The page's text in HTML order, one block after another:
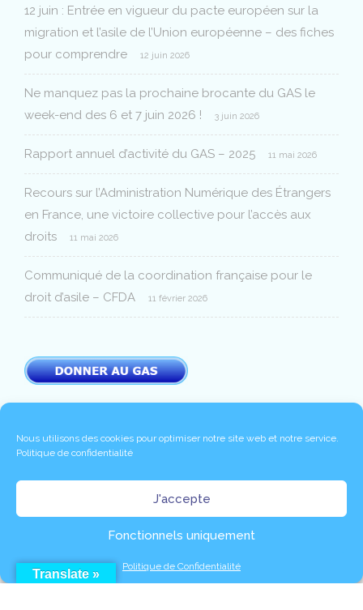
Nous utilisons des cookies pour optimiser notre site web et notre service.
Politique de confidentialité
J'accepte
Fonctionnels uniquement
Politique de Confidentialité
12 juin : Entrée en vigueur du pacte européen sur la
migration et l’asile de l’Union européenne – des fiches
pour comprendre
12 juin 2026
Ne manquez pas la prochaine brocante du GAS le
week-end des 6 et 7 juin 2026 !
3 juin 2026
Rapport annuel d’activité du GAS – 2025 11 mai 2026
Recours sur l’Administration Numérique des Étrangers
en France, une victoire collective pour l’accès aux
droits
11 mai 2026
Communiqué de la coordination française pour le
droit d’asile – CFDA
11 février 2026
Copyright 2020 © -Mentions légales
Partenaires|Contact
Translate »